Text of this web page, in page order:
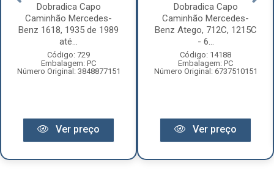
Dobradica Capo
Caminhão Mercedes-
Benz 1618, 1935 de 1989
até...
Código: 729
Embalagem: PC
Número Original: 3848877151
Ver preço
Dobradica Capo
Caminhão Mercedes-
Benz Atego, 712C, 1215C
- 6...
Código: 14188
Embalagem: PC
Número Original: 6737510151
Ver preço